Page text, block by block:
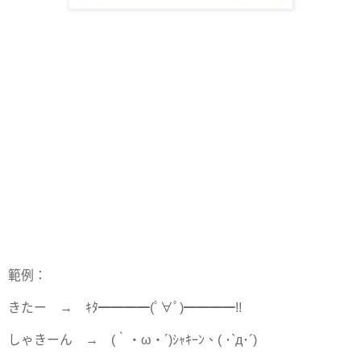
範例：
きたー → ｷﾀ━━━━(ﾟ∀ﾟ)━━━━!!
しゃきーん → (｀・ω・´)ｼｬｷｰﾝ、( ･`д･´)